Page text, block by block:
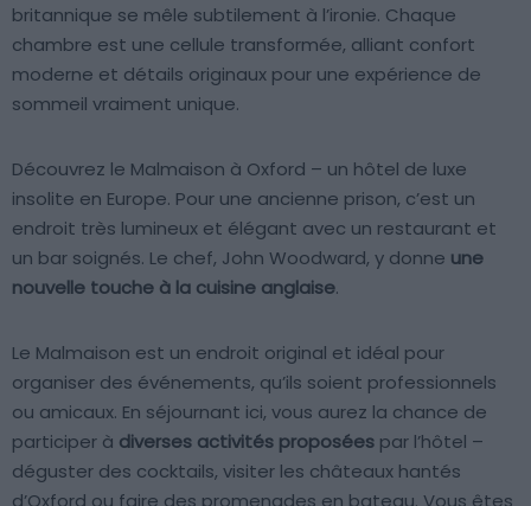
britannique se mêle subtilement à l’ironie. Chaque
chambre est une cellule transformée, alliant confort
moderne et détails originaux pour une expérience de
sommeil vraiment unique.
Découvrez le Malmaison à Oxford – un hôtel de luxe
insolite en Europe. Pour une ancienne prison, c’est un
endroit très lumineux et élégant avec un restaurant et
un bar soignés. Le chef, John Woodward, y donne une
nouvelle touche à la cuisine anglaise.
Le Malmaison est un endroit original et idéal pour
organiser des événements, qu’ils soient professionnels
ou amicaux. En séjournant ici, vous aurez la chance de
participer à diverses activités proposées par l’hôtel –
déguster des cocktails, visiter les châteaux hantés
d’Oxford ou faire des promenades en bateau. Vous êtes